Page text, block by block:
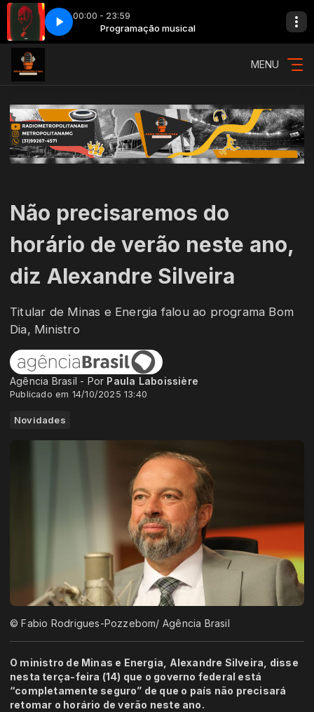
00:00 - 23:59
Programação musical
INTERNET CORRIGIDO SPOT
MENU
Não precisaremos do
horário de verão neste ano,
diz Alexandre Silveira
Titular de Minas e Energia falou ao programa Bom
Dia, Ministro
Agência Brasil - Por Paula Laboissière
Publicado em 14/10/2025 13:40
Novidades
© Fabio Rodrigues-Pozzebom/ Agência Brasil
O ministro de Minas e Energia, Alexandre Silveira, disse
nesta terça-feira (14) que o governo federal está
“completamente seguro” de que o país não precisará
retomar o horário de verão neste ano.